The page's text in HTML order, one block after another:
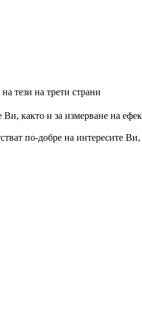
тези на трети страни
както и за измерване на
по-добре на интересите Ви,